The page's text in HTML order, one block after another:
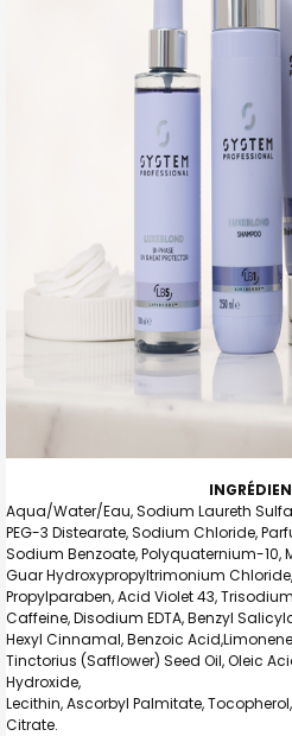
Aqua/Water/Eau, Sodium Laureth
PEG-3 Distearate, Sodium Chloride,
Sodium Benzoate, Polyquaternium-10,
Guar Hydroxypropyltrimonium
Propylparaben, Acid Violet 43,
Caffeine, Disodium EDTA, Benzyl
Hexyl Cinnamal, Benzoic
Tinctorius (Safflower) Seed Oil, Oleic
Hydroxide,
Lecithin, Ascorbyl Palmitate,
Citrate.